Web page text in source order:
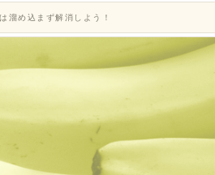
溜め込まず解消しよう！